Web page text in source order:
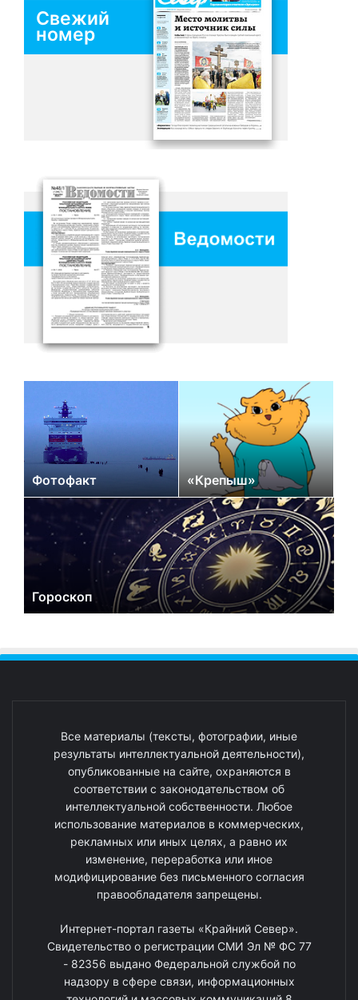
Свежий
номер
Фотофакт «Крепыш»
Гороскоп
Все материалы (тексты, фотографии, иные
результаты интеллектуальной деятельности),
опубликованные на сайте, охраняются в
соответствии с законодательством об
интеллектуальной собственности. Любое
использование материалов в коммерческих,
рекламных или иных целях, а равно их
изменение, переработка или иное
модифицирование без письменного согласия
правообладателя запрещены.
Интернет-портал газеты «Крайний Север».
Свидетельство о регистрации СМИ Эл № ФС 77
- 82356 выдано Федеральной службой по
надзору в сфере связи, информационных